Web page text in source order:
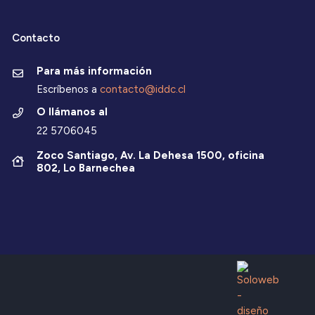
Contacto
Para más información
Escríbenos a contacto@iddc.cl
O llámanos al
22 5706045
Zoco Santiago, Av. La Dehesa 1500, oficina
802, Lo Barnechea